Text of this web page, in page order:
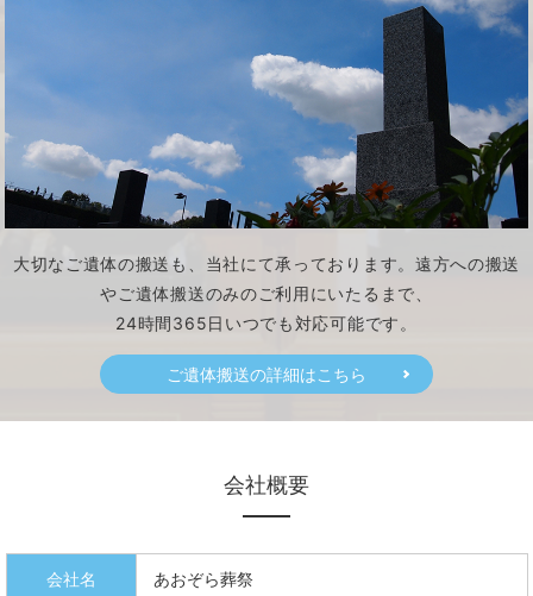
大切なご遺体の搬送も、当社にて承っております。遠方への搬送
やご遺体搬送のみのご利用にいたるまで、
24時間365日いつでも対応可能です。
ご遺体搬送の詳細はこちら
会社概要
会社名 あおぞら葬祭